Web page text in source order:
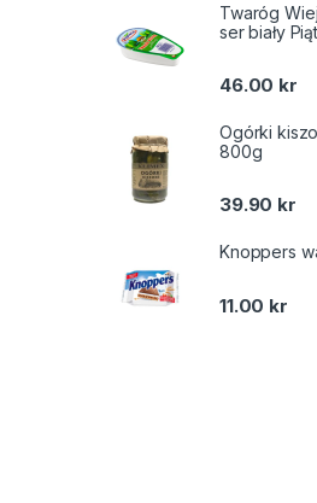
Twaróg
ser biały
46.00 kr
Ogórki
800g
39.90 kr
Knoppers
11.00 kr